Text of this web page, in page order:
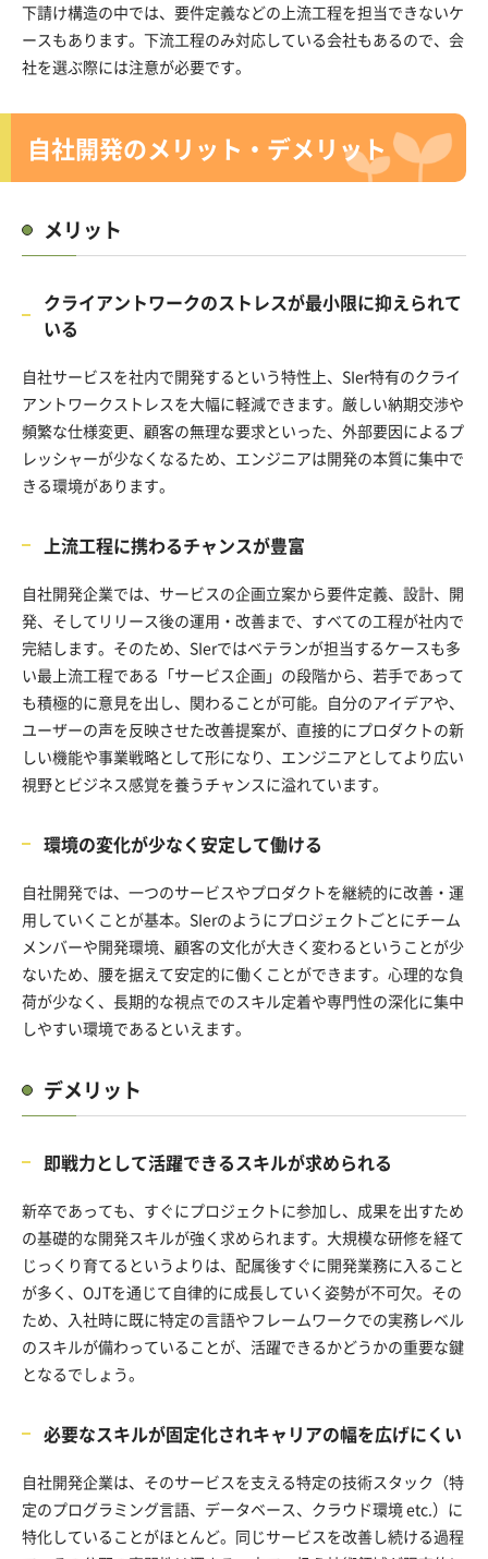
下請け構造の中では、要件定義などの上流工程を担当できないケ
ースもあります。下流工程のみ対応している会社もあるので、会
社を選ぶ際には注意が必要です。
自社開発のメリット・デメリット
メリット
クライアントワークのストレスが最小限に抑えられて
いる
自社サービスを社内で開発するという特性上、SIer特有のクライ
アントワークストレスを大幅に軽減できます。厳しい納期交渉や
頻繁な仕様変更、顧客の無理な要求といった、外部要因によるプ
レッシャーが少なくなるため、エンジニアは開発の本質に集中で
きる環境があります。
上流工程に携わるチャンスが豊富
自社開発企業では、サービスの企画立案から要件定義、設計、開
発、そしてリリース後の運用・改善まで、すべての工程が社内で
完結します。そのため、SIerではベテランが担当するケースも多
い最上流工程である「サービス企画」の段階から、若手であって
も積極的に意見を出し、関わることが可能。自分のアイデアや、
ユーザーの声を反映させた改善提案が、直接的にプロダクトの新
しい機能や事業戦略として形になり、エンジニアとしてより広い
視野とビジネス感覚を養うチャンスに溢れています。
環境の変化が少なく安定して働ける
自社開発では、一つのサービスやプロダクトを継続的に改善・運
用していくことが基本。SIerのようにプロジェクトごとにチーム
メンバーや開発環境、顧客の文化が大きく変わるということが少
ないため、腰を据えて安定的に働くことができます。心理的な負
荷が少なく、長期的な視点でのスキル定着や専門性の深化に集中
しやすい環境であるといえます。
デメリット
即戦力として活躍できるスキルが求められる
新卒であっても、すぐにプロジェクトに参加し、成果を出すため
の基礎的な開発スキルが強く求められます。大規模な研修を経て
じっくり育てるというよりは、配属後すぐに開発業務に入ること
が多く、OJTを通じて自律的に成長していく姿勢が不可欠。その
ため、入社時に既に特定の言語やフレームワークでの実務レベル
のスキルが備わっていることが、活躍できるかどうかの重要な鍵
となるでしょう。
必要なスキルが固定化されキャリアの幅を広げにくい
自社開発企業は、そのサービスを支える特定の技術スタック（特
定のプログラミング言語、データベース、クラウド環境 etc.）に
特化していることがほとんど。同じサービスを改善し続ける過程